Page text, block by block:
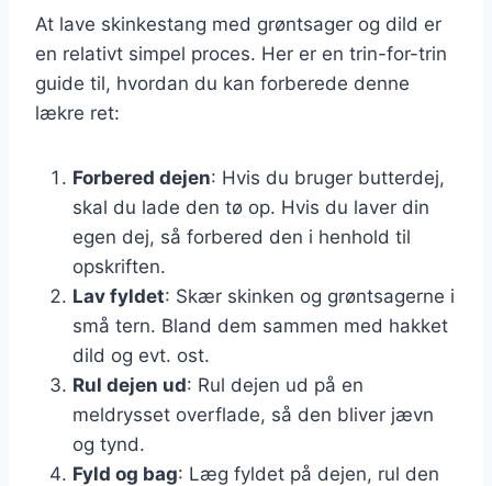
At lave skinkestang med grøntsager og dild er
en relativt simpel proces. Her er en trin-for-trin
guide til, hvordan du kan forberede denne
lækre ret:
Forbered dejen: Hvis du bruger butterdej,
skal du lade den tø op. Hvis du laver din
egen dej, så forbered den i henhold til
opskriften.
Lav fyldet: Skær skinken og grøntsagerne i
små tern. Bland dem sammen med hakket
dild og evt. ost.
Rul dejen ud: Rul dejen ud på en
meldrysset overflade, så den bliver jævn
og tynd.
Fyld og bag: Læg fyldet på dejen, rul den